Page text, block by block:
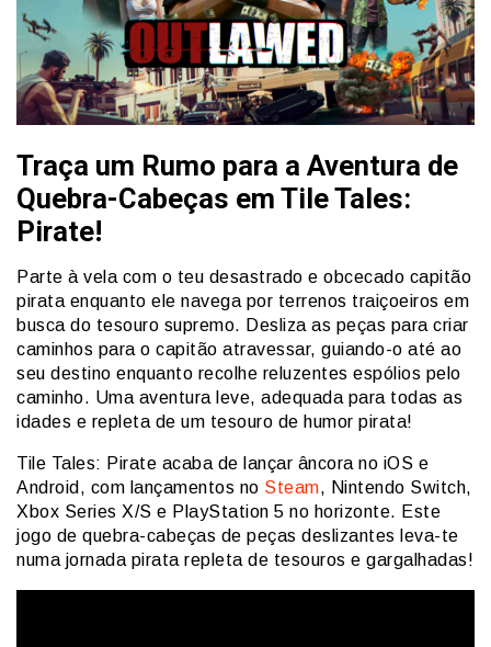
Traça um Rumo para a Aventura de
Quebra-Cabeças em Tile Tales:
Pirate!
Parte à vela com o teu desastrado e obcecado capitão
pirata enquanto ele navega por terrenos traiçoeiros em
busca do tesouro supremo. Desliza as peças para criar
caminhos para o capitão atravessar, guiando-o até ao
seu destino enquanto recolhe reluzentes espólios pelo
caminho. Uma aventura leve, adequada para todas as
idades e repleta de um tesouro de humor pirata!
Tile Tales: Pirate acaba de lançar âncora no iOS e
Android, com lançamentos no Steam, Nintendo Switch,
Xbox Series X/S e PlayStation 5 no horizonte. Este
jogo de quebra-cabeças de peças deslizantes leva-te
numa jornada pirata repleta de tesouros e gargalhadas!